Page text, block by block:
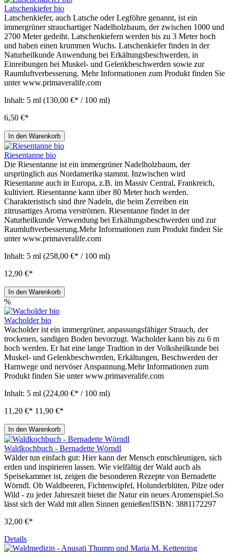
Latschenkiefer bio
Latschenkiefer, auch Latsche oder Legföhre genannt, ist ein
immergrüner strauchartiger Nadelholzbaum, der zwischen 1000 und
2700 Meter gedeiht. Latschenkiefern werden bis zu 3 Meter hoch
und haben einen krummen Wuchs. Latschenkiefer finden in der
Naturheilkunde Anwendung bei Erkältungsbeschwerden, in
Einreibungen bei Muskel- und Gelenkbeschwerden sowie zur
Raumluftverbesserung. Mehr Informationen zum Produkt finden Sie
unter www.primaveralife.com
Inhalt: 5 ml (130,00 €* / 100 ml)
6,50 €*
In den Warenkorb
Riesentanne bio
Die Riesentanne ist ein immergrüner Nadelholzbaum, der
ursprünglich aus Nordamerika stammt. Inzwischen wird
Riesentanne auch in Europa, z.B. im Massiv Central, Frankreich,
kultiviert. Riesentanne kann über 80 Meter hoch werden.
Charakteristisch sind ihre Nadeln, die beim Zerreiben ein
zitrusartiges Aroma verströmen. Riesentanne findet in der
Naturheilkunde Verwendung bei Erkältungsbeschwerden und zur
Raumluftverbesserung.Mehr Informationen zum Produkt finden Sie
unter www.primaveralife.com
Inhalt: 5 ml (258,00 €* / 100 ml)
12,90 €*
In den Warenkorb
%
Wacholder bio
Wacholder ist ein immergrüner, anpassungsfähiger Strauch, der
trockenen, sandigen Boden bevorzugt. Wacholder kann bis zu 6 m
hoch werden. Er hat eine lange Tradtion in der Volksheilkunde bei
Muskel- und Gelenkbeschwerden, Erkältungen, Beschwerden der
Harnwege und nervöser Anspannung.Mehr Informationen zum
Produkt finden Sie unter www.primaveralife.com
Inhalt: 5 ml (224,00 €* / 100 ml)
11,20 €* 11,90 €*
In den Warenkorb
Waldkochbuch - Bernadette Wörndl
Wälder tun einfach gut: Hier kann der Mensch entschleunigen, sich
erden und inspirieren lassen. Wie vielfältig der Wald auch als
Speisekammer ist, zeigen die besonderen Rezepte von Bernadette
Wörndl. Ob Waldbeeren, Fichtenwipfel, Holunderblüten, Pilze oder
Wild - zu jeder Jahreszeit bietet die Natur ein neues Aromenspiel.So
lässt sich der Wald mit allen Sinnen genießen!ISBN: 3881172297
32,00 €*
Details